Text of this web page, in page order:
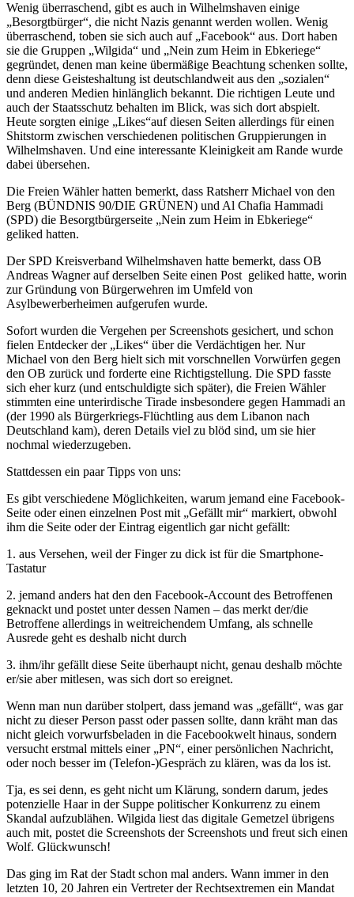
Wenig überraschend, gibt es auch in Wilhelmshaven einige
„Besorgtbürger“, die nicht Nazis genannt werden wollen. Wenig
überraschend, toben sie sich auch auf „Facebook“ aus. Dort haben
sie die Gruppen „Wilgida“ und „Nein zum Heim in Ebkeriege“
gegründet, denen man keine übermäßige Beachtung schenken sollte,
denn diese Geisteshaltung ist deutschlandweit aus den „sozialen“
und anderen Medien hinlänglich bekannt. Die richtigen Leute und
auch der Staatsschutz behalten im Blick, was sich dort abspielt.
Heute sorgten einige „Likes“auf diesen Seiten allerdings für einen
Shitstorm zwischen verschiedenen politischen Gruppierungen in
Wilhelmshaven. Und eine interessante Kleinigkeit am Rande wurde
dabei übersehen.
Die Freien Wähler hatten bemerkt, dass Ratsherr Michael von den
Berg (BÜNDNIS 90/DIE GRÜNEN) und Al Chafia Hammadi
(SPD) die Besorgtbürgerseite „Nein zum Heim in Ebkeriege“
geliked hatten.
Der SPD Kreisverband Wilhelmshaven hatte bemerkt, dass OB
Andreas Wagner auf derselben Seite einen Post geliked hatte, worin
zur Gründung von Bürgerwehren im Umfeld von
Asylbewerberheimen aufgerufen wurde.
Sofort wurden die Vergehen per Screenshots gesichert, und schon
fielen Entdecker der „Likes“ über die Verdächtigen her. Nur
Michael von den Berg hielt sich mit vorschnellen Vorwürfen gegen
den OB zurück und forderte eine Richtigstellung. Die SPD fasste
sich eher kurz (und entschuldigte sich später), die Freien Wähler
stimmten eine unterirdische Tirade insbesondere gegen Hammadi an
(der 1990 als Bürgerkriegs-Flüchtling aus dem Libanon nach
Deutschland kam), deren Details viel zu blöd sind, um sie hier
nochmal wiederzugeben.
Stattdessen ein paar Tipps von uns:
Es gibt verschiedene Möglichkeiten, warum jemand eine Facebook-
Seite oder einen einzelnen Post mit „Gefällt mir“ markiert, obwohl
ihm die Seite oder der Eintrag eigentlich gar nicht gefällt:
1. aus Versehen, weil der Finger zu dick ist für die Smartphone-
Tastatur
2. jemand anders hat den den Facebook-Account des Betroffenen
geknackt und postet unter dessen Namen – das merkt der/die
Betroffene allerdings in weitreichendem Umfang, als schnelle
Ausrede geht es deshalb nicht durch
3. ihm/ihr gefällt diese Seite überhaupt nicht, genau deshalb möchte
er/sie aber mitlesen, was sich dort so ereignet.
Wenn man nun darüber stolpert, dass jemand was „gefällt“, was gar
nicht zu dieser Person passt oder passen sollte, dann kräht man das
nicht gleich vorwurfsbeladen in die Facebookwelt hinaus, sondern
versucht erstmal mittels einer „PN“, einer persönlichen Nachricht,
oder noch besser im (Telefon-)Gespräch zu klären, was da los ist.
Tja, es sei denn, es geht nicht um Klärung, sondern darum, jedes
potenzielle Haar in der Suppe politischer Konkurrenz zu einem
Skandal aufzublähen. Wilgida liest das digitale Gemetzel übrigens
auch mit, postet die Screenshots der Screenshots und freut sich einen
Wolf. Glückwunsch!
Das ging im Rat der Stadt schon mal anders. Wann immer in den
letzten 10, 20 Jahren ein Vertreter der Rechtsextremen ein Mandat